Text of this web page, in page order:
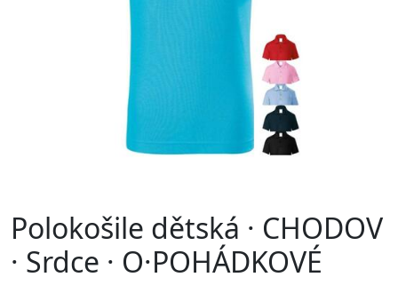
Polokošile dětská · CHODOV
· Srdce · O·POHÁDKOVÉ